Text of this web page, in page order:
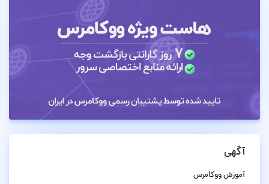
آگهی
آموزش ووکامرس